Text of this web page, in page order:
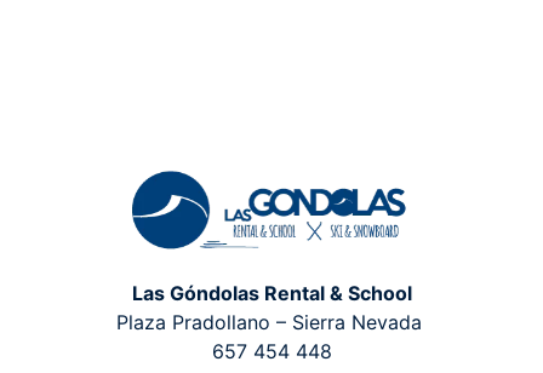
Las Góndolas Rental & School
Plaza Pradollano – Sierra Nevada
657 454 448